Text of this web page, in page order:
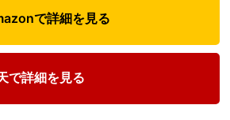
で詳細を見る
で詳細を見る